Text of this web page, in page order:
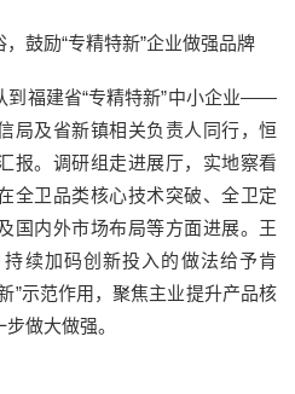
鼓励“专精特新”企业做强品牌
到福建省“专精特新”中小企业——
局及省新镇相关负责人同行，恒
报。调研组走进展厅，实地察看
全卫品类核心技术突破、全卫定
国内外市场布局等方面进展。王
续加码创新投入的做法给予肯
”示范作用，聚焦主业提升产品核
做大做强。